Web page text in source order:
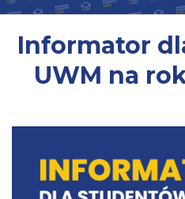
Informator
UWM na